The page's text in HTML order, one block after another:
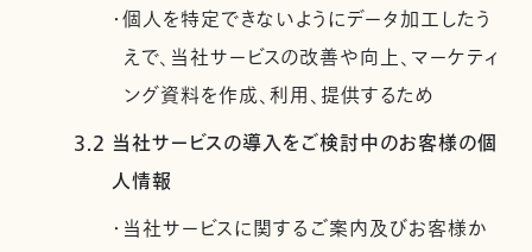
・個人を特定できないようにデータ加工したう
えで、当社サービスの改善や向上、マーケティ
ング資料を作成、利用、提供するため
3.2 当社サービスの導入をご検討中のお客様の個
人情報
・当社サービスに関するご案内及びお客様か